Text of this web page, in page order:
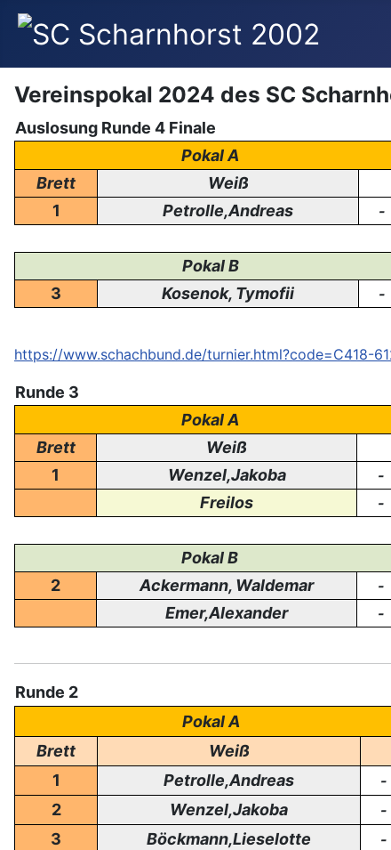
Vereinspokal 2024 des SC
Auslosung Runde 4 Finale
Pokal A
Brett
Weiß
1
Petrolle,Andreas -
Pokal B
3
Kosenok, Tymofii -
https://www.schachbund.de/turnier.html?code=C418-
Runde 3
Pokal A
Brett
Weiß
1
Wenzel,Jakoba -
Freilos -
Pokal B
2
Ackermann, Waldemar -
Emer,Alexander -
Runde 2
Pokal A
Brett
Weiß
1
Petrolle,Andreas -
2
Wenzel,Jakoba -
3
Böckmann,Lieselotte -